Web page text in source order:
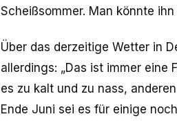
Scheißsommer. Man könnte
Über das derzeitige Wetter in
allerdings: „Das ist immer eine
es zu kalt und zu nass,
Ende Juni sei es für einige